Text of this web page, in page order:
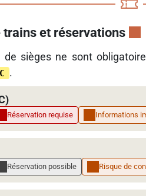
trains et réservations
de sièges ne sont
.
Réservation requise Informations
Réservation possible Risque de